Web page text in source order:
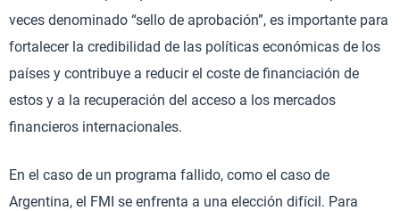
veces denominado “sello de aprobación”, es importante para
fortalecer la credibilidad de las políticas económicas de los
países y contribuye a reducir el coste de financiación de
estos y a la recuperación del acceso a los mercados
financieros internacionales.
En el caso de un programa fallido, como el caso de
Argentina, el FMI se enfrenta a una elección difícil. Para